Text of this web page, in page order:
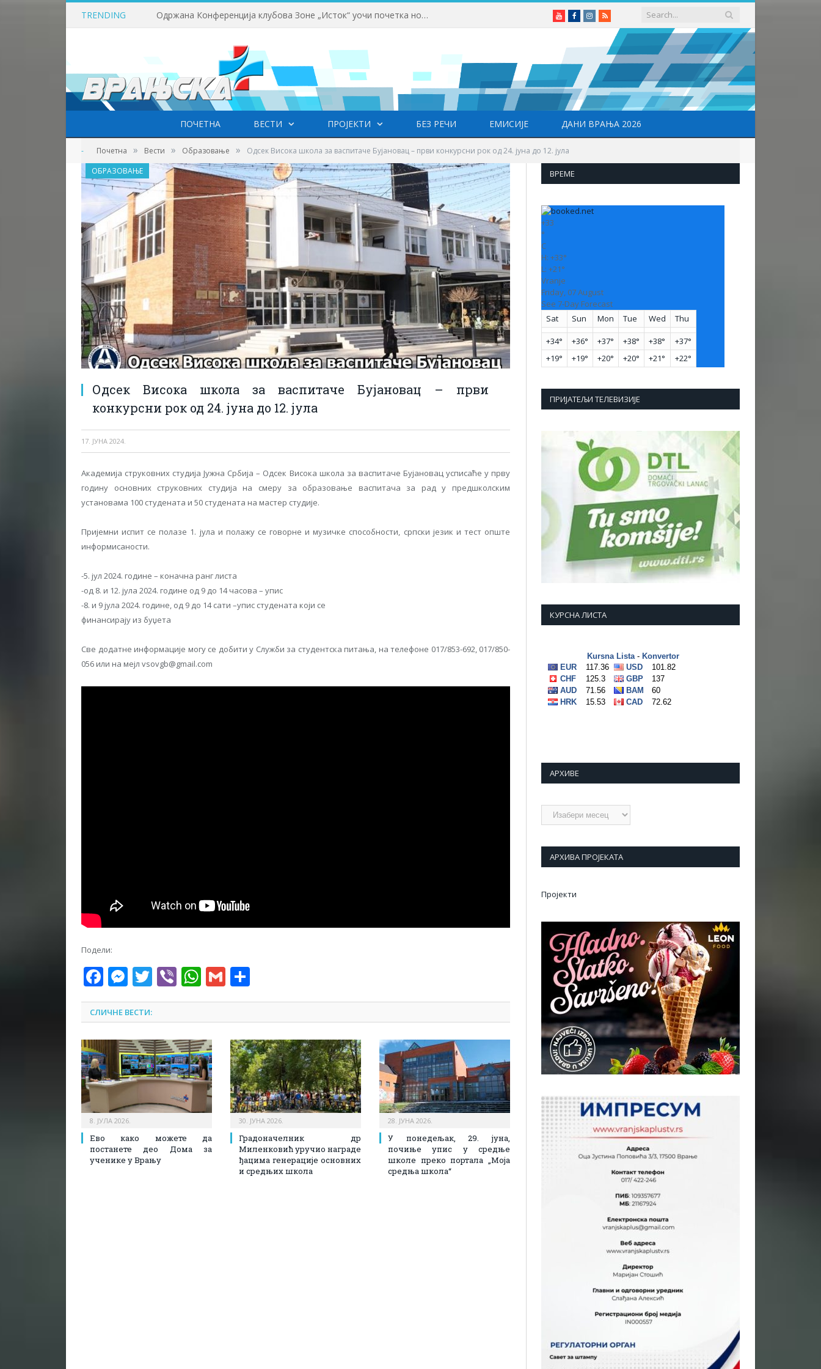
TRENDING Одржана Конференција клубова Зоне „Исток“ уочи почетка нове сезоне YoutubeFacebookInstagram
RSS
ПОЧЕТНА ВЕСТИ ПРОЈЕКТИ БЕЗ РЕЧИ ЕМИСИЈЕ ДАНИ ВРАЊА 2026
- Почетна » Вести » Образовање » Одсек Висока школа за васпитаче Бујановац – први конкурсни рок од 24. јуна до 12. јула
Одсек Висока школа за васпитаче Бујановац – први
конкурсни рок од 24. јуна до 12. јула
17. ЈУНА 2024.
ОБРАЗОВАЊЕ
Академија струковних студија Јужна Србија – Одсек Висока школа за васпитаче Бујановац усписаће у прву
годину основних струковних студија на смеру за образовање васпитача за рад у предшколским
установама 100 студената и 50 студената на мастер студије.
Пријемни испит се полазе 1. јула и полажу се говорне и музичке способности, српски језик и тест опште
информисаности.
-5. јул 2024. године – коначна ранг листа
-од 8. и 12. јула 2024. године од 9 до 14 часова – упис
-8. и 9 јула 2024. године, од 9 до 14 сати –упис студената који се
финансирају из буџета
Све додатне информације могу се добити у Служби за студентска питања, на телефоне 017/853-692, 017/850-
056 или на мејл vsovgb@gmail.com
Подели:
Facebook
Messenger
Twitter
ViberWhatsApp
Gmail
СЛИЧНЕ ВЕСТИ:
8. ЈУЛА 2026.
Ево како можете да
постанете део Дома за
ученике у Врању
30. ЈУНА 2026.
Градоначелник др
Миленковић уручио награде
ђацима генерације основних
и средњих школа
28. ЈУНА 2026.
У понедељак, 29. јуна,
почиње упис у средње
школе преко портала „Моја
средња школа“
ВРЕМЕ
+33
°
C
H: +33°
L: +21°
Vranje
Friday, 07 August
See 7-Day Forecast
Sat
Sun Mon Tue Wed Thu
+34° +36° +37° +38° +38° +37°
+19° +19° +20° +20° +21° +22°
ПРИЈАТЕЉИ ТЕЛЕВИЗИЈЕ
КУРСНА ЛИСТА
АРХИВЕ
Архиве
АРХИВА ПРОЈЕКАТА
Пројекти